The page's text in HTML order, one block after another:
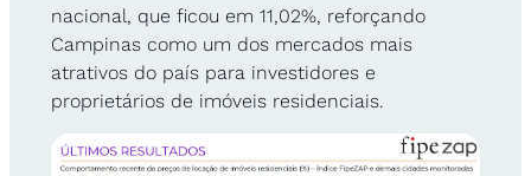
nacional, que ficou em 11,02%, reforçando
Campinas como um dos mercados mais
atrativos do país para investidores e
proprietários de imóveis residenciais.